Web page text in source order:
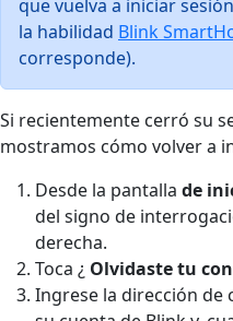
que vuelva a iniciar
la habilidad Blink
corresponde).
Si recientemente cerró su
mostramos cómo volver a
Desde la pantalla de
del signo de
derecha.
Toca ¿ Olvidaste tu
Ingrese la dirección de